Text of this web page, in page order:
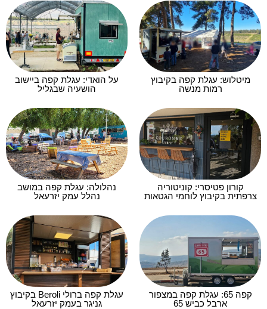
מיטלוש: עגלת קפה בקיבוץ
רמות מנשה
על הואדי: עגלת קפה ביישוב
הושעיה שבגליל
קורון פטיסרי: קוניטוריה
צרפתית בקיבוץ לוחמי הגטאות
נהלולה: עגלת קפה במושב
נהלל עמק יזרעאל
קפה 65: עגלת קפה במצפור
ארבל כביש 65
עגלת קפה ברולי Beroli בקיבוץ
גניגר בעמק יזרעאל